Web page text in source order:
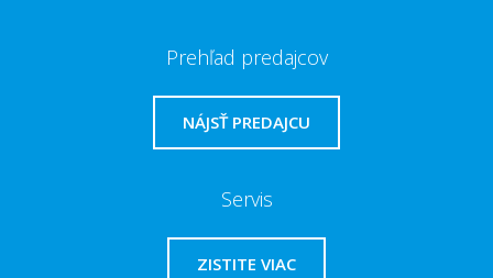
Prehľad predajcov
NÁJSŤ PREDAJCU
Servis
ZISTITE VIAC